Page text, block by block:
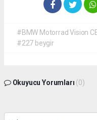
#BMW Motorrad Vision
#227 beygir
Okuyucu Yorumları (0)